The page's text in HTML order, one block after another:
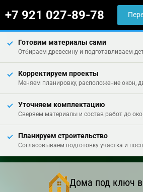
+7 921 027-89-78
Готовим материалы сами
Отбираем древесину и подготавливаем
Корректируем проекты
Меняем планировку, расположение окон,
Уточняем комплектацию
Сверяем материалы и состав работ до
Планируем строительство
Согласовываем подготовку участка и
Дома под ключ